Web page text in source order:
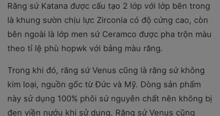
Răng sứ Katana được cấu tạo 2 lớp với lớp bên trong
là khung sườn chịu lực Zirconia có độ cứng cao, còn
bên ngoài là lớp men sứ Ceramco được pha trộn màu
theo tỉ lệ phù hopwk với bảng màu răng.
Trong khi đó, răng sứ Venus cũng là răng sứ không
kim loại, nguồn gốc từ Đức và Mỹ. Dòng sản phẩm
này sử dụng 100% phôi sứ nguyên chất nên không bị
đen viền nướu khi sử dụng. Răng sứ Venus cũng